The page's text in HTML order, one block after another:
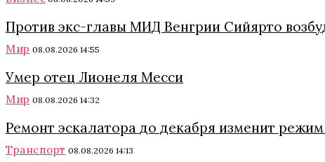
Против экс-главы МИД Венгрии Сийярто
Мир 08.08.2026 14:55
Умер отец Лионеля Месси
Мир 08.08.2026 14:32
Ремонт эскалатора до декабря изменит
Транспорт 08.08.2026 14:13